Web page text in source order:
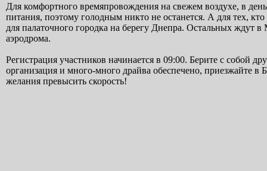
Для комфортного времяпровождения на свежем воздухе, в
питания, поэтому голодным никто не останется. А для тех,
для палаточного городка на берегу Днепра. Остальных ждут
аэродрома.
Регистрация участников начинается в 09:00. Берите с собой
организация и много-много драйва обеспечено, приезжайте
желания превысить скорость!